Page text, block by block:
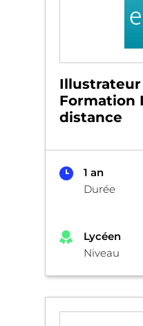
Formation
distance
1 an
Durée
Lycéen
Niveau